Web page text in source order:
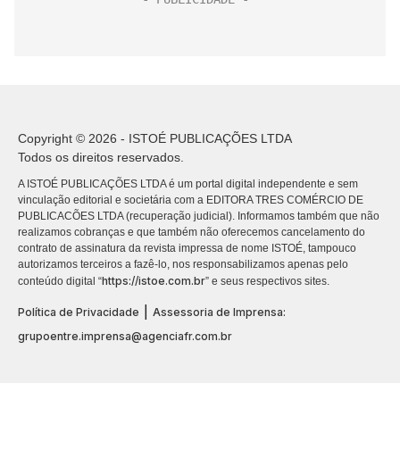
Copyright © 2026 - ISTOÉ PUBLICAÇÕES LTDA
Todos os direitos reservados.
A ISTOÉ PUBLICAÇÕES LTDA é um portal digital independente e sem
vinculação editorial e societária com a EDITORA TRES COMÉRCIO DE
PUBLICACÕES LTDA (recuperação judicial). Informamos também que não
realizamos cobranças e que também não oferecemos cancelamento do
contrato de assinatura da revista impressa de nome ISTOÉ, tampouco
autorizamos terceiros a fazê-lo, nos responsabilizamos apenas pelo
conteúdo digital “https://istoe.com.br” e seus respectivos sites.
Política de Privacidade
Assessoria de Imprensa:
grupoentre.imprensa@agenciafr.com.br